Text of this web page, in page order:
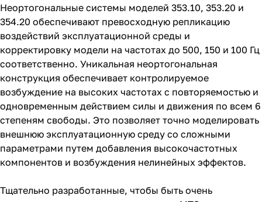
Неортогональные системы моделей 353.10, 353.20 и
354.20 обеспечивают превосходную репликацию
воздействий эксплуатационной среды и
корректировку модели на частотах до 500, 150 и 100 Гц
соответственно. Уникальная неортогональная
конструкция обеспечивает контролируемое
возбуждение на высоких частотах с повторяемостью и
одновременным действием силы и движения по всем 6
степеням свободы. Это позволяет точно моделировать
внешнюю эксплуатационную среду со сложными
параметрами путем добавления высокочастотных
компонентов и возбуждения нелинейных эффектов.
Тщательно разработанные, чтобы быть очень